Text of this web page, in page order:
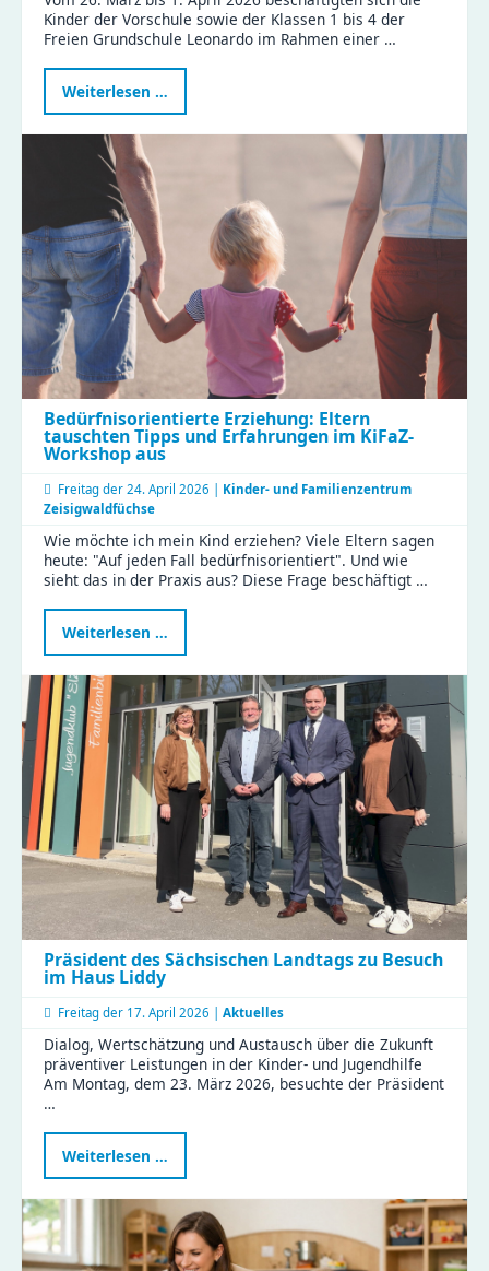
Kinder der Vorschule sowie der Klassen 1 bis 4 der
Freien Grundschule Leonardo im Rahmen einer …
Weiterlesen …
„Nachhaltigkeit
Bedürfnisorientierte Erziehung: Eltern
tauschten Tipps und Erfahrungen im KiFaZ-
Workshop aus
Freitag der 24. April 2026 | Kinder- und Familienzentrum
Zeisigwaldfüchse
Wie möchte ich mein Kind erziehen? Viele Eltern sagen
heute: "Auf jeden Fall bedürfnisorientiert". Und wie
sieht das in der Praxis aus? Diese Frage beschäftigt …
Weiterlesen …
Erziehung:
Eltern
tauschten
Tipps
und
Erfahrungen
im
KiFaZ-
Workshop
aus
Präsident des Sächsischen Landtags zu Besuch
im Haus Liddy
Freitag der 17. April 2026 | Aktuelles
Dialog, Wertschätzung und Austausch über die Zukunft
präventiver Leistungen in der Kinder- und Jugendhilfe
Am Montag, dem 23. März 2026, besuchte der Präsident
…
Weiterlesen …
des
Sächsischen
Landtags
zu
Besuch